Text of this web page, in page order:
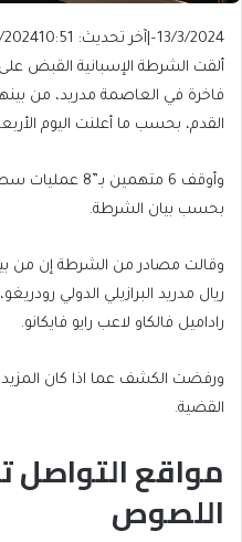
13/3/2024
– آخر تحديث: 13/3/2024 10:51 م (بتوقيت مكة المكرمة)
ألقت الشرطة الإسبانية القبض
فاخرة في العاصمة مدريد، من
القدم، بحسب ما أعلنت اليوم
بحسب بيان الشرطة.
وقالت مصادر من الشرطة إن من
ريال مدريد البرازيلي الدولي
راداميل فالكاو لاعب رايو فايكانو.
ورفضت الكشف عما اذا كان المزيد
القضية.
مواقع
اللصوص